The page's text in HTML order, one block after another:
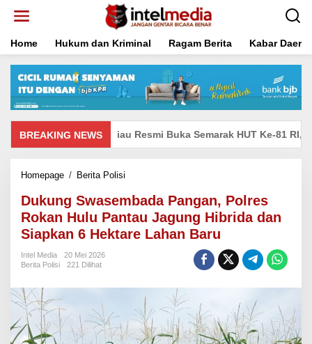
Home
Hukum dan Kriminal Ragam Berita Kabar
BREAKING NEWS
Ditjenpas Riau Resmi Buka Semarak HUT Ke-81 RI, Lapas
Homepage / Berita Polisi
Pangan,
Polres
Rokan
Hulu
dan
Siapkan
Hektare
Lahan
Dukung Swasembada Pangan, Polres
Rokan Hulu Pantau Jagung Hibrida dan
Siapkan 6 Hektare Lahan Baru
Intel Media
20 Mei 2026
Berita Polisi
221 Dilihat